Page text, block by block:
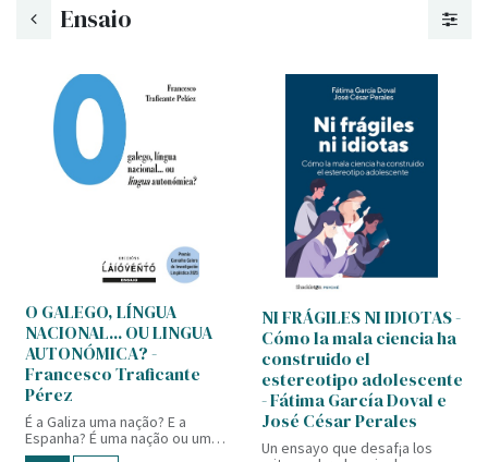
Ensaio
O GALEGO, LÍNGUA
NACIONAL... OU LINGUA
AUTONÓMICA? -
Francesco Traficante
Pérez
É a Galiza uma nação? E a
Espanha? É uma nação ou um
estado? Por que a língua
NI FRÁGILES NI IDIOTAS -
Cómo la mala ciencia ha
construido el
estereotipo adolescente
- Fátima García Doval e
José César Perales
Un ensayo que desaf¡a los